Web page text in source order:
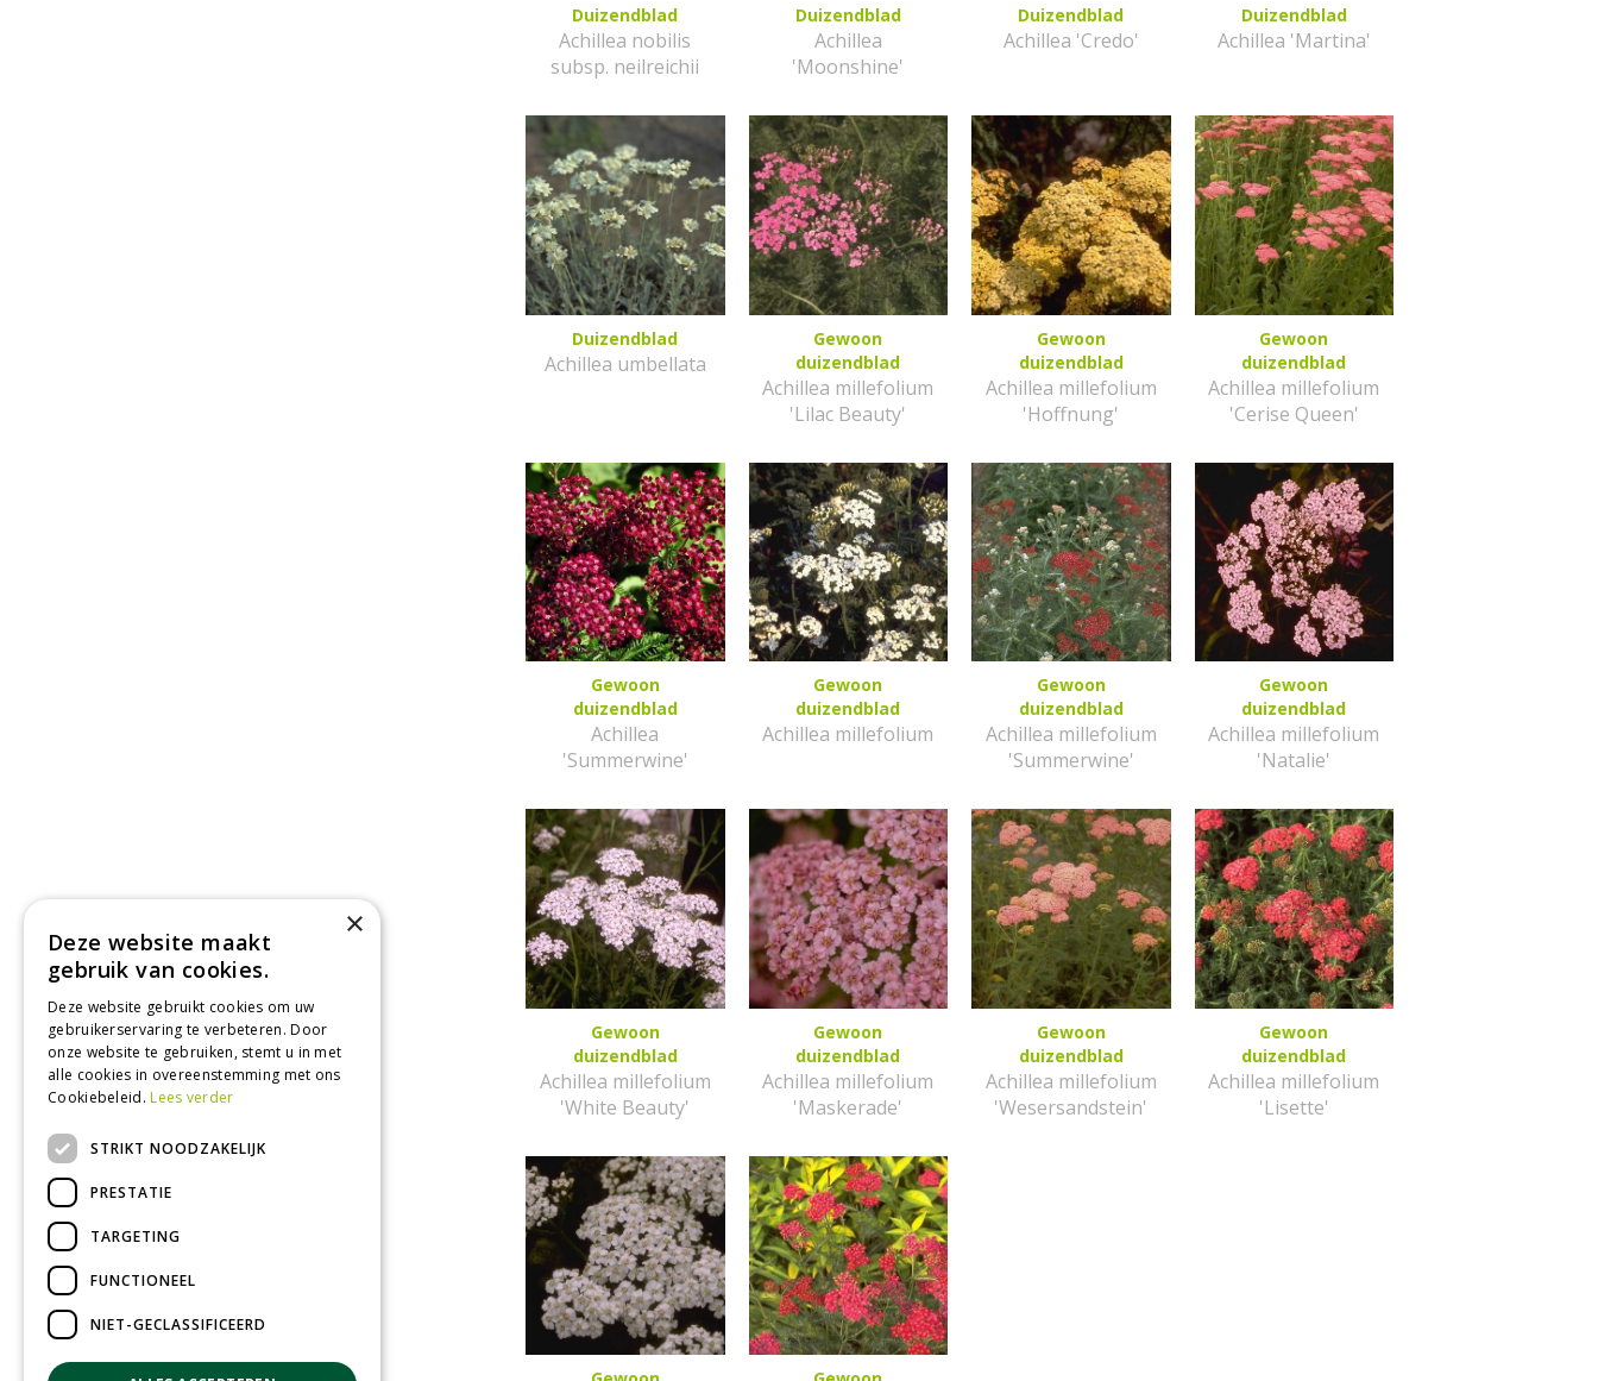
Duizendblad
Achillea nobilis
subsp. neilreichii
Duizendblad
Achillea
'Moonshine'
Duizendblad
Achillea 'Credo'
Duizendblad
Achillea 'Martina'
Duizendblad
Achillea umbellata
Gewoon
duizendblad
Achillea millefolium
'Lilac Beauty'
Gewoon
duizendblad
Achillea millefolium
'Hoffnung'
Gewoon
duizendblad
Achillea millefolium
'Cerise Queen'
Gewoon
duizendblad
Achillea
'Summerwine'
Gewoon
duizendblad
Achillea millefolium
Gewoon
duizendblad
Achillea millefolium
'Summerwine'
Gewoon
duizendblad
Achillea millefolium
'Natalie'
Gewoon
duizendblad
Achillea millefolium
'White Beauty'
Gewoon
duizendblad
Achillea millefolium
'Maskerade'
Gewoon
duizendblad
Achillea millefolium
'Wesersandstein'
Gewoon
duizendblad
Achillea millefolium
'Lisette'
×
Deze website maakt
gebruik van cookies.
Deze website gebruikt cookies om uw
gebruikerservaring te verbeteren. Door
onze website te gebruiken, stemt u in met
alle cookies in overeenstemming met ons
Cookiebeleid.Lees verder
STRIKT NOODZAKELIJK
PRESTATIE
TARGETING
FUNCTIONEEL
NIET-GECLASSIFICEERD